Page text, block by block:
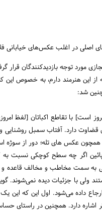
اصلی در اغلب عکس‌های خیابانی
توجه بازدیدکنندگان قرار
این هنرمند دارم، به خصوص
شد:
با تقاطع اکباتان [لفظ
دارد. آفتاب سمبل
عکس های تله؛ دور از سوژه
اگر چه سطح کوچکی نسبت به
سمت مخاطب و مخالف قاعده و
با جزئیات دیده نمی‌شوند. گویا
می‌شود. اول این که این یک
اشاره دارد. همچنین در